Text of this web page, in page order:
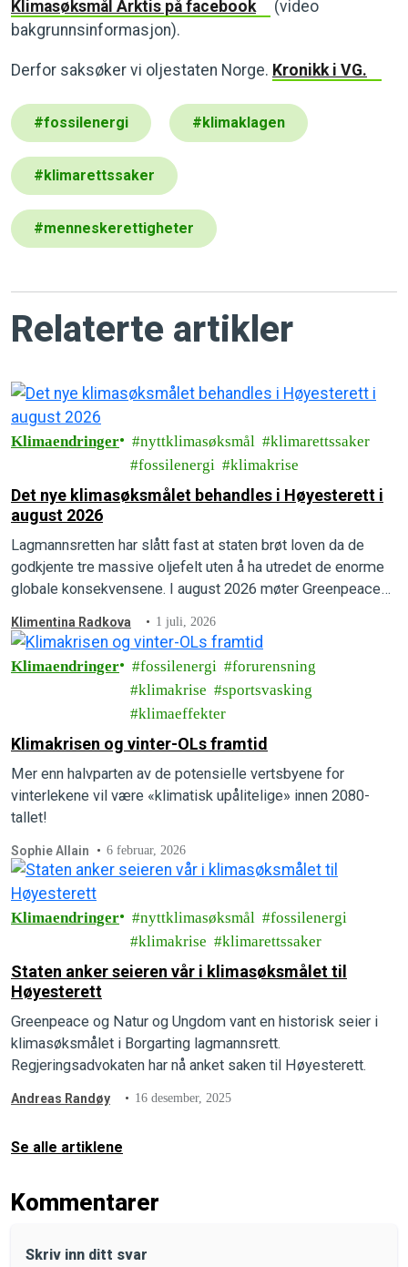
Klimasøksmål Arktis på facebook
(video
bakgrunnsinformasjon).
Derfor saksøker vi oljestaten Norge. Kronikk i VG.
#fossilenergi #klimaklagen
#klimarettssaker
#menneskerettigheter
Relaterte artikler
Klimaendringer nyttklimasøksmål
klimarettssaker
fossilenergi
klimakrise
Det nye klimasøksmålet behandles i Høyesterett i
august 2026
Lagmannsretten har slått fast at staten brøt loven da de
godkjente tre massive oljefelt uten å ha utredet de enorme
globale konsekvensene. I august 2026 møter Greenpeace
Klimentina Radkova 1 juli, 2026
Klimaendringer fossilenergi
forurensning
klimakrise
sportsvasking
klimaeffekter
Klimakrisen og vinter-OLs framtid
Mer enn halvparten av de potensielle vertsbyene for
vinterlekene vil være «klimatisk upålitelige» innen 2080-
tallet!
Sophie Allain 6 februar, 2026
Klimaendringer nyttklimasøksmål
fossilenergi
klimakrise
klimarettssaker
Staten anker seieren vår i klimasøksmålet til
Høyesterett
Greenpeace og Natur og Ungdom vant en historisk seier i
klimasøksmålet i Borgarting lagmannsrett.
Regjeringsadvokaten har nå anket saken til Høyesterett.
Andreas Randøy 16 desember, 2025
Se alle artiklene
Kommentarer
Skriv inn ditt svar